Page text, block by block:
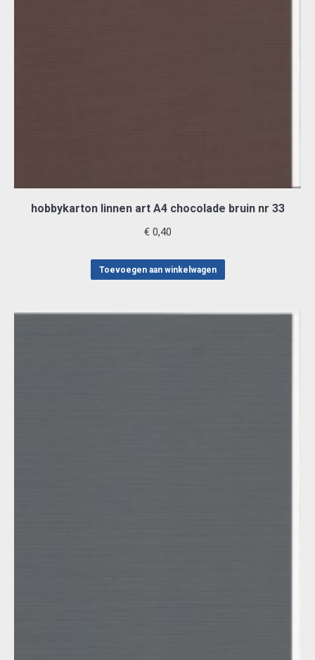
hobbykarton linnen art A4 chocolade bruin nr 33
€0,40
Toevoegen aan winkelwagen